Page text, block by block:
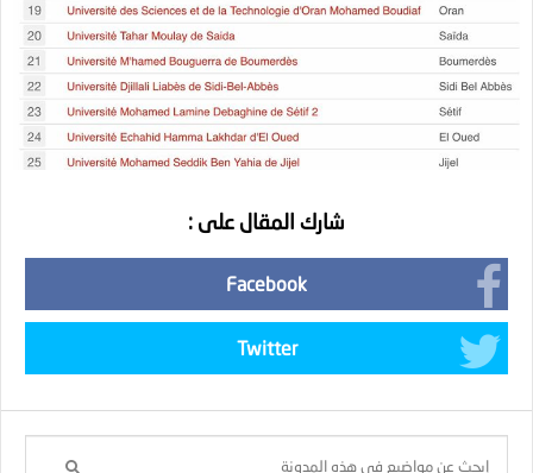
شارك المقال على :
Facebook
Twitter